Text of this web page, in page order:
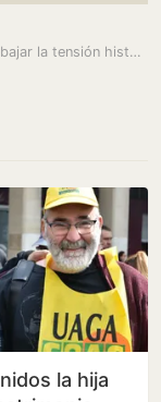
Zelenski anuncia cinco medidas para rebajar la tensión histórica con…
la hija